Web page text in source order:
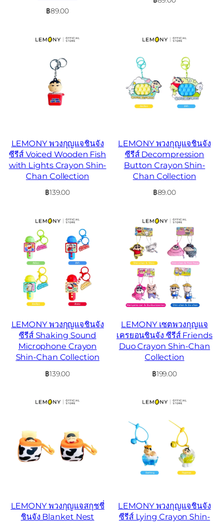
฿89.00
LEMONY พวงกุญแจชินจัง
ซีรีส์ Voiced Wooden Fish
with Lights Crayon Shin-
Chan Collection
฿139.00
LEMONY พวงกุญแจชินจัง
ซีรีส์ Decompression
Button Crayon Shin-
Chan Collection
฿89.00
LEMONY พวงกุญแจชินจัง
ซีรีส์ Shaking Sound
Microphone Crayon
Shin-Chan Collection
฿139.00
LEMONY เซตพวงกุญแจ
เครยอนชินจัง ซีรีส์ Friends
Duo Crayon Shin-Chan
Collection
฿199.00
LEMONY พวงกุญแจสกุชชี่
ชินจัง Blanket Nest
LEMONY พวงกุญแจชินจัง
ซีรีส์ Lying Crayon Shin-